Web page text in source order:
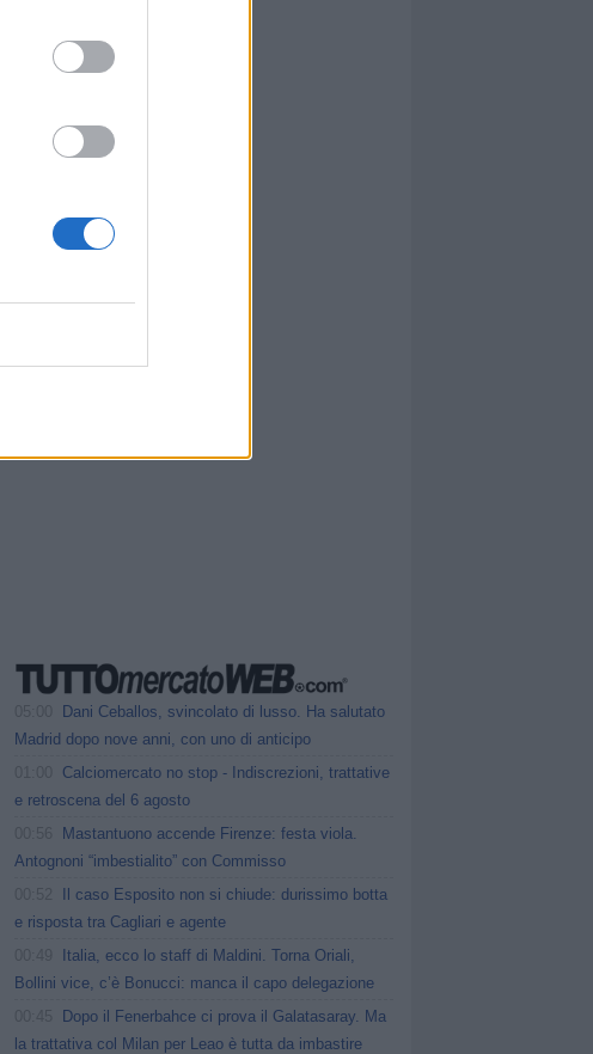
Dani Ceballos, svincolato di lusso. Ha salutato
Madrid dopo nove anni, con uno di anticipo
Calciomercato no stop - Indiscrezioni, trattative
e retroscena del 6 agosto
Mastantuono accende Firenze: festa viola.
Antognoni “imbestialito” con Commisso
Il caso Esposito non si chiude: durissimo botta
e risposta tra Cagliari e agente
Italia, ecco lo staff di Maldini. Torna Oriali,
Bollini vice, c’è Bonucci: manca il capo delegazione
Dopo il Fenerbahce ci prova il Galatasaray. Ma
la trattativa col Milan per Leao è tutta da imbastire